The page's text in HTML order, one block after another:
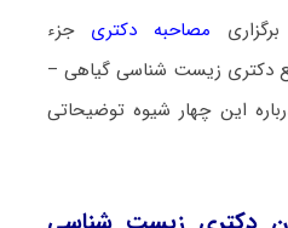
مصاحبه دکتری جزء
دکتری زیست ‌شناسی گیاهی –
این چهار شیوه توضیحاتی